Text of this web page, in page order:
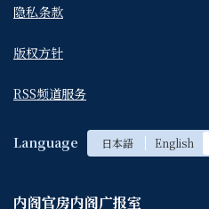
隐私条款
版权方针
RSS频道服务
Language 日本語 English
内阁官房内阁广报室